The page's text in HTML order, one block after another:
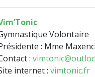
Volontaire
: Mme
:
internet : vimtonic.fr